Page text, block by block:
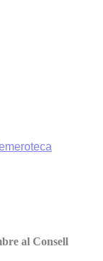
al Consell